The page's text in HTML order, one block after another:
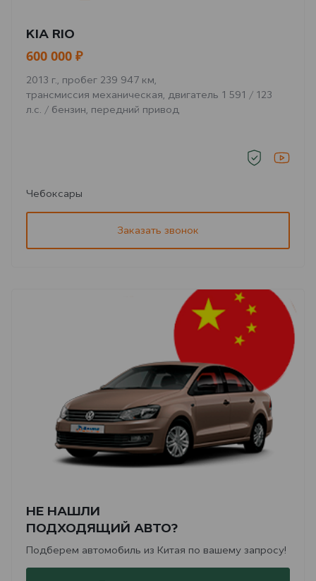
KIA RIO
600 000 ₽
2013 г., пробег 239 947 км,
трансмиссия механическая, двигатель 1 591 / 123
л.с. / бензин, передний привод
Чебоксары
Заказать звонок
НЕ НАШЛИ
ПОДХОДЯЩИЙ АВТО?
Подберем автомобиль из Китая по вашему запросу!